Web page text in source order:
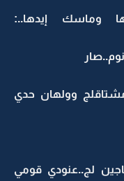
وماسك إيدها..:
وولهان حدي
لج..عنودي قومي